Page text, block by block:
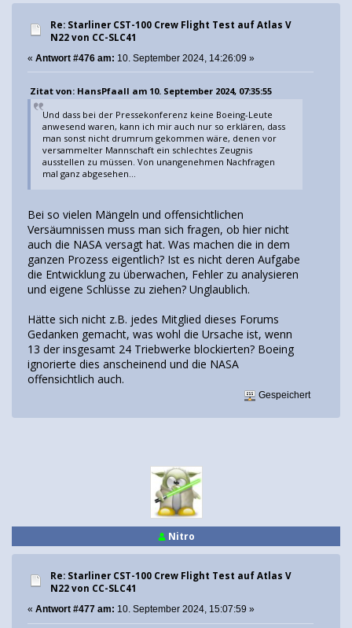
Re: Starliner CST-100 Crew Flight Test auf Atlas V
N22 von CC-SLC41
« Antwort #476 am: 10. September 2024, 14:26:09 »
Zitat von: HansPfaall am 10. September 2024, 07:35:55
Und dass bei der Pressekonferenz keine Boeing-Leute
anwesend waren, kann ich mir auch nur so erklären, dass
man sonst nicht drumrum gekommen wäre, denen vor
versammelter Mannschaft ein schlechtes Zeugnis
ausstellen zu müssen. Von unangenehmen Nachfragen
mal ganz abgesehen...
Bei so vielen Mängeln und offensichtlichen
Versäumnissen muss man sich fragen, ob hier nicht
auch die NASA versagt hat. Was machen die in dem
ganzen Prozess eigentlich? Ist es nicht deren Aufgabe
die Entwicklung zu überwachen, Fehler zu analysieren
und eigene Schlüsse zu ziehen? Unglaublich.
Hätte sich nicht z.B. jedes Mitglied dieses Forums
Gedanken gemacht, was wohl die Ursache ist, wenn
13 der insgesamt 24 Triebwerke blockierten? Boeing
ignorierte dies anscheinend und die NASA
offensichtlich auch.
Gespeichert
Nitro
Re: Starliner CST-100 Crew Flight Test auf Atlas V
N22 von CC-SLC41
« Antwort #477 am: 10. September 2024, 15:07:59 »